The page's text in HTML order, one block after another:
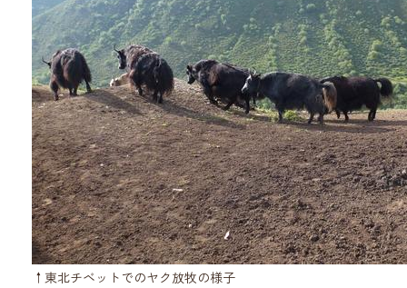
↑東北チベットでのヤク放牧の様子